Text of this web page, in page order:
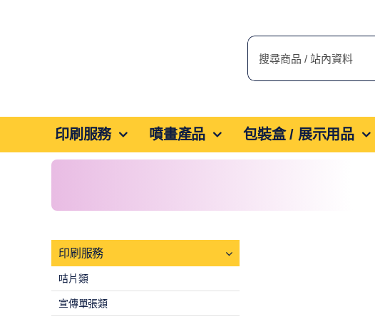
搜
印刷服務 噴畫產品 包裝盒 / 展示用品
印刷服務
咭片類
宣傳單張類